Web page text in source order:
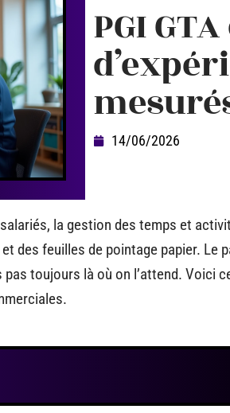
PGI
14/06/2026
la gestion des temps et
des feuilles de pointage papier. Le
toujours là où on l’attend. Voici